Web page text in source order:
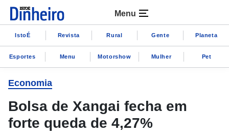
Menu
IstoÉ Revista Rural Gente Planeta
Esportes Menu Motorshow Mulher Pet
Economia
Bolsa de Xangai fecha em
forte queda de 4,27%